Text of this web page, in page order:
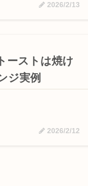
2026/2/13
ーストは焼け
ジ実例
2026/2/12